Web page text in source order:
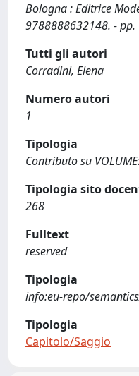
Bologna : Editrice
9788888632148. - pp.
Tutti gli autori
Corradini, Elena
Numero autori
1
Tipologia
Contributo su
Tipologia sito
268
Fulltext
reserved
Tipologia
info:eu-repo/
Tipologia
Capitolo/Saggio